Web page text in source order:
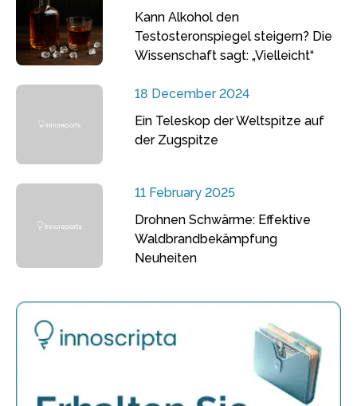
Kann Alkohol den
Testosteronspiegel steigern? Die
Wissenschaft sagt: „Vielleicht“
18 December 2024
Ein Teleskop der Weltspitze auf
der Zugspitze
11 February 2025
Drohnen Schwärme: Effektive
Waldbrandbekämpfung
Neuheiten